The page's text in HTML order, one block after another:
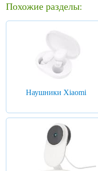
Похожие разделы:
Наушники Xiaomi